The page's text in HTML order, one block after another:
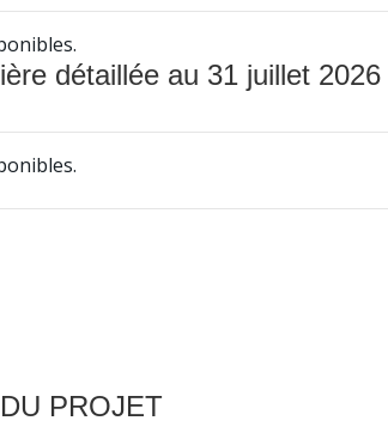
détaillée au 31 juillet 2026
PROJET